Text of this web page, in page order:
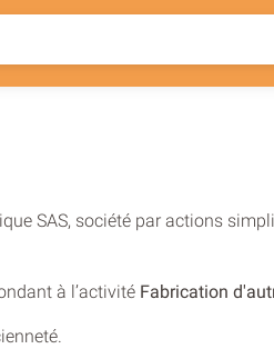
SAS, société par actions
à l’activité Fabrication